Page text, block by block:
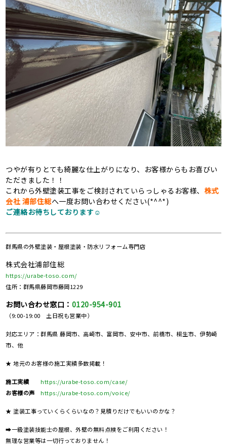
つやが有りとても綺麗な仕上がりになり、お客様からもお喜びい
ただきました！！
これから外壁塗装工事をご検討されていらっしゃるお客様、 株式
会社 浦部住総へ一度お問い合わせください(*^^*)
ご連絡お待ちしております☺
群馬県の外壁塗装・屋根塗装・防水リフォーム専門店
株式会社浦部住総
https://urabe-toso.com/
住所：群馬県藤岡市藤岡1229
お問い合わせ窓口： 0120-954-901
（9:00-19:00 土日祝も営業中）
対応エリア：群馬県 藤岡市、高崎市、富岡市、安中市、前橋市、桐生市、伊勢崎
市、他
★ 地元のお客様の施工実績多数掲載！
施工実績
https://urabe-toso.com/case/
お客様の声
https://urabe-toso.com/voice/
★ 塗装工事っていくらくらいなの？見積りだけでもいいのかな？
➡一級塗装技能士の屋根、外壁の無料点検をご利用ください！
無理な営業等は一切行っておりません！